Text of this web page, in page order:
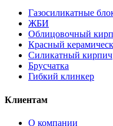
Газосиликатные
ЖБИ
Облицовочный
Красный
Силикатный кирпич
Брусчатка
Гибкий клинкер
Клиентам
О компании